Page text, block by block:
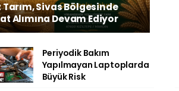
Sivas Bölgesinde
Alımına Devam Ediyor
Periyodik Bakım
Yapılmayan Laptoplarda
Büyük Risk